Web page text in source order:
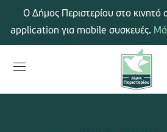
Ο Δήμος Περιστερίου στο κινητό
application για mobile συσκευές.